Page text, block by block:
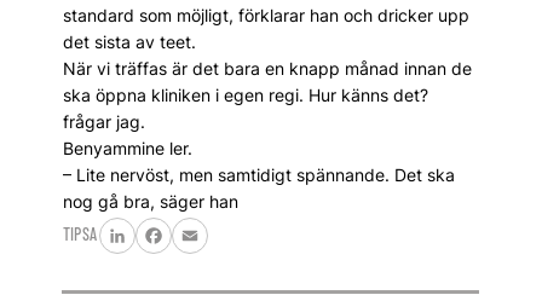
standard som möjligt, förklarar han och dricker upp
det sista av teet.
När vi träffas är det bara en knapp månad innan de
ska öppna kliniken i egen regi. Hur känns det?
frågar jag.
Benyammine ler.
– Lite nervöst, men samtidigt spännande. Det ska
nog gå bra, säger han
TIPSA
LinkedInFacebook
Email